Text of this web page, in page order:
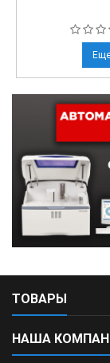
ТОВАРЫ
НАША